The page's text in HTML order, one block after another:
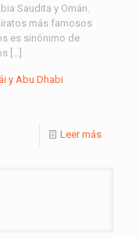
Saudita y Omán.
más famosos
es sinónimo de
[…]
y Abu Dhabi
Leer más